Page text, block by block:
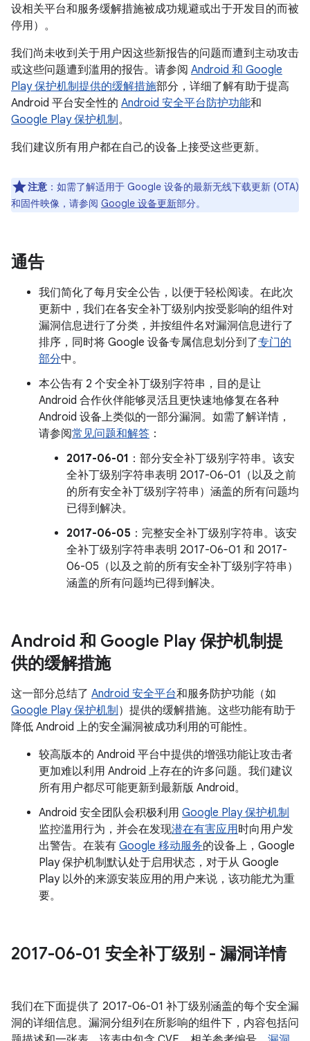
设相关平台和服务缓解措施被成功规避或出于开发目的而被
停用）。
我们尚未收到关于用户因这些新报告的问题而遭到主动攻击
或这些问题遭到滥用的报告。请参阅 Android 和 Google
Play 保护机制提供的缓解措施部分，详细了解有助于提高
Android 平台安全性的 Android 安全平台防护功能和
Google Play 保护机制。
我们建议所有用户都在自己的设备上接受这些更新。
注意 ：如需了解适用于 Google 设备的最新无线下载更新 (OTA)
和固件映像，请参阅 Google 设备更新部分。
通告
我们简化了每月安全公告，以便于轻松阅读。在此次
更新中，我们在各安全补丁级别内按受影响的组件对
漏洞信息进行了分类，并按组件名对漏洞信息进行了
排序，同时将 Google 设备专属信息划分到了专门的
部分中。
本公告有 2 个安全补丁级别字符串，目的是让
Android 合作伙伴能够灵活且更快速地修复在各种
Android 设备上类似的一部分漏洞。如需了解详情，
请参阅常见问题和解答 ：
2017-06-01 ：部分安全补丁级别字符串。该安
全补丁级别字符串表明 2017-06-01（以及之前
的所有安全补丁级别字符串）涵盖的所有问题均
已得到解决。
2017-06-05 ：完整安全补丁级别字符串。该安
全补丁级别字符串表明 2017-06-01 和 2017-
06-05（以及之前的所有安全补丁级别字符串）
涵盖的所有问题均已得到解决。
Android 和 Google Play 保护机制提
供的缓解措施
这一部分总结了 Android 安全平台和服务防护功能（如
Google Play 保护机制 ）提供的缓解措施。这些功能有助于
降低 Android 上的安全漏洞被成功利用的可能性。
较高版本的 Android 平台中提供的增强功能让攻击者
更加难以利用 Android 上存在的许多问题。我们建议
所有用户都尽可能更新到最新版 Android。
Android 安全团队会积极利用 Google Play 保护机制
监控滥用行为，并会在发现潜在有害应用时向用户发
出警告。在装有 Google 移动服务的设备上，Google
Play 保护机制默认处于启用状态，对于从 Google
Play 以外的来源安装应用的用户来说，该功能尤为重
要。
2017-06-01 安全补丁级别 - 漏洞详情
我们在下面提供了 2017-06-01 补丁级别涵盖的每个安全漏
洞的详细信息。漏洞分组列在所影响的组件下，内容包括问